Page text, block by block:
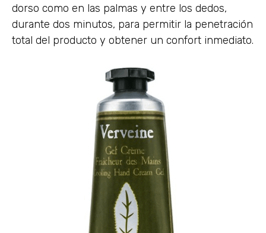
dorso como en las palmas y entre los dedos,
durante dos minutos, para permitir la penetración
total del producto y obtener un confort inmediato.